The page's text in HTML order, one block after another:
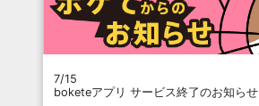
7/15
boketeアプリ サービス終了のお知らせ